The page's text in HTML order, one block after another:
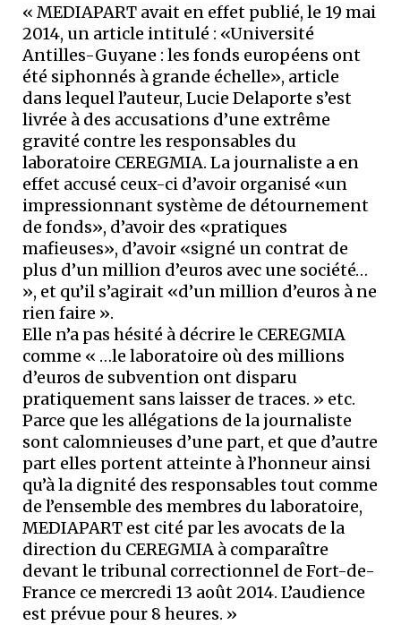
« MEDIAPART avait en effet publié, le 19 mai
2014, un article intitulé : «Université
Antilles-Guyane : les fonds européens ont
été siphonnés à grande échelle», article
dans lequel l’auteur, Lucie Delaporte s’est
livrée à des accusations d’une extrême
gravité contre les responsables du
laboratoire CEREGMIA. La journaliste a en
effet accusé ceux-ci d’avoir organisé «un
impressionnant système de détournement
de fonds», d’avoir des «pratiques
mafieuses», d’avoir «signé un contrat de
plus d’un million d’euros avec une société…
», et qu’il s’agirait «d’un million d’euros à ne
rien faire ».
Elle n’a pas hésité à décrire le CEREGMIA
comme « …le laboratoire où des millions
d’euros de subvention ont disparu
pratiquement sans laisser de traces. » etc.
Parce que les allégations de la journaliste
sont calomnieuses d’une part, et que d’autre
part elles portent atteinte à l’honneur ainsi
qu’à la dignité des responsables tout comme
de l’ensemble des membres du laboratoire,
MEDIAPART est cité par les avocats de la
direction du CEREGMIA à comparaître
devant le tribunal correctionnel de Fort-de-
France ce mercredi 13 août 2014. L’audience
est prévue pour 8 heures. »